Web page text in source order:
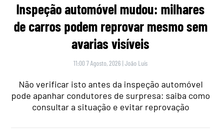
Inspeção automóvel mudou: milhares
de carros podem reprovar mesmo sem
avarias visíveis
11:00 7 Agosto, 2026 |João Luís
Não verificar isto antes da inspeção automóvel
pode apanhar condutores de surpresa: saiba como
consultar a situação e evitar reprovação